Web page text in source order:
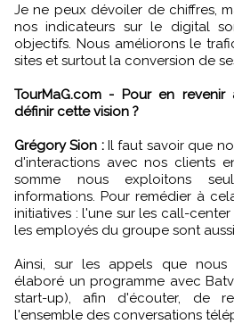
Je ne peux dévoiler de chiffres,
nos indicateurs sur le digital
objectifs. Nous améliorons le
sites et surtout la conversion de
TourMaG.com - Pour en
définir cette vision ?
Grégory Sion :Il faut savoir que
d'interactions avec nos clients
somme nous exploitons
informations. Pour remédier à
initiatives : l'une sur les call-
les employés du groupe sont
Ainsi, sur les appels que nous
élaboré un programme avec
start-up), afin d'écouter, de
l'ensemble des conversations